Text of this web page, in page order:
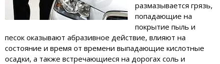
размазывается грязь,
попадающие на
покрытие пыль и
песок оказывают абразивное действие, влияют на
состояние и время от времени выпадающие кислотные
осадки, а также встречающиеся на дорогах соль и